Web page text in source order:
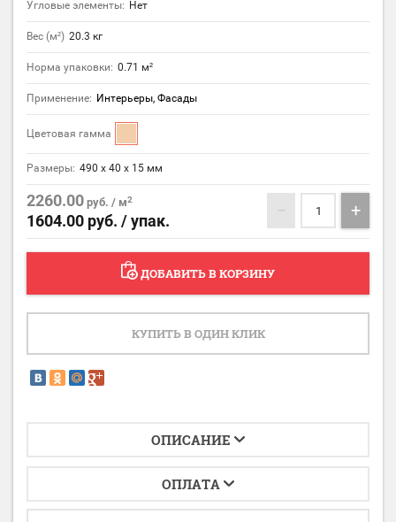
Угловые элементы: Нет
Вес (м²) 20.3 кг
Норма упаковки: 0.71 м²
Применение: Интерьеры, Фасады
Цветовая гамма
Размеры: 490 х 40 х 15 мм
2260.00 руб. / м2
1604.00 руб. / упак. − +
ДОБАВИТЬ В КОРЗИНУ
КУПИТЬ В ОДИН КЛИК
ОПИСАНИЕ
ОПЛАТА